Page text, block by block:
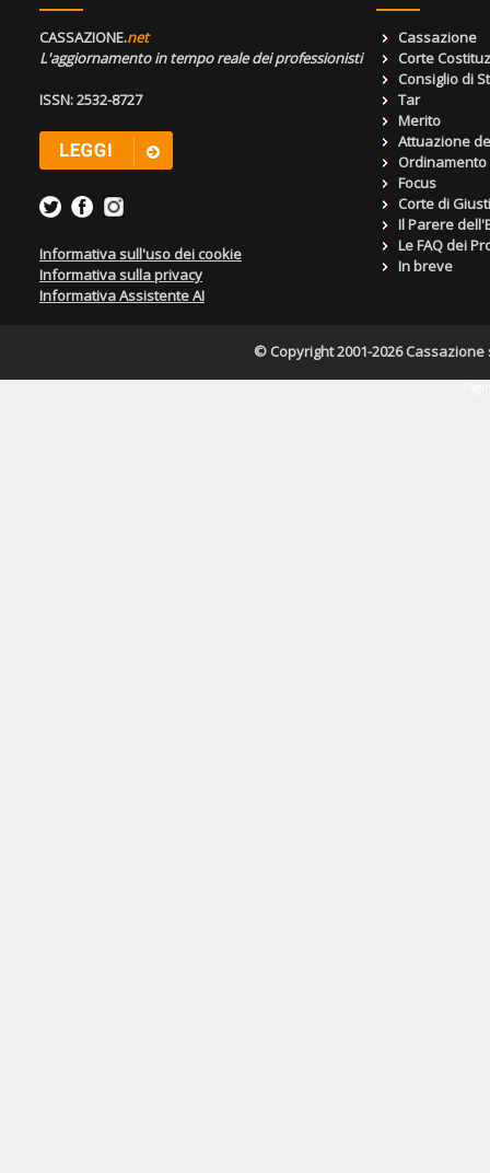
CASSAZIONE.net
L'aggiornamento in tempo reale dei professionisti
ISSN: 2532-8727
Informativa sull'uso dei cookie
Informativa sulla privacy
Informativa Assistente AI
Cassazione
Corte
Consiglio di
Tar
Merito
Attuazione
Focus
Corte di
Il Parere
Le FAQ dei
In breve
© Copyright 2001-2026 Cassazione